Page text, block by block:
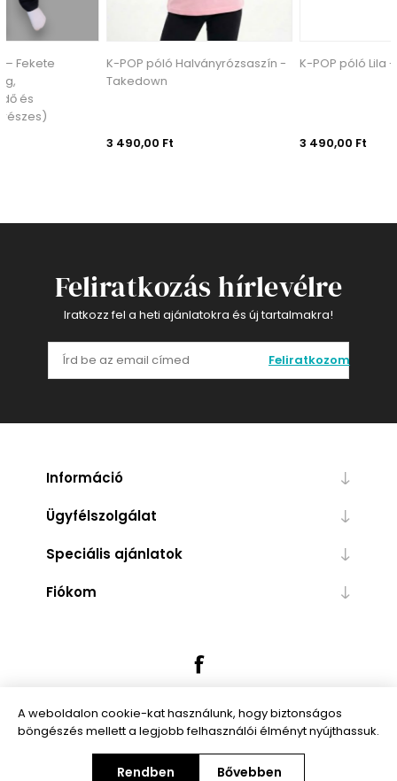
K-POP póló Halványrózsaszín -
Takedown
K-POP póló Lila - Takedown
Feliratkozás hírlevélre
Iratkozz fel a heti ajánlatokra és új tartalmakra!
Feliratkozom
Információ
Ügyfélszolgálat
Speciális ajánlatok
Fiókom
Powered bynopCommerce
Copyright © 2026 Trendibox.hu. Minden jog fenntartva.
A weboldalon cookie-kat használunk, hogy biztonságos
böngészés mellett a legjobb felhasználói élményt nyújthassuk.
Rendben Bővebben